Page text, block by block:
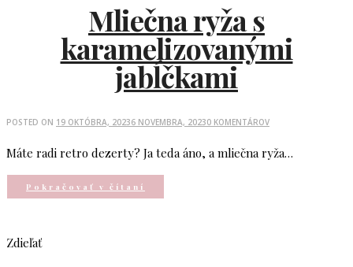
Mliečna ryža s
karamelizovanými
jabĺčkami
POSTED ON 19 OKTÓBRA, 20236 NOVEMBRA, 20230 KOMENTÁROV
Máte radi retro dezerty? Ja teda áno, a mliečna ryža…
Pokračovať v čítaní
Zdieľať